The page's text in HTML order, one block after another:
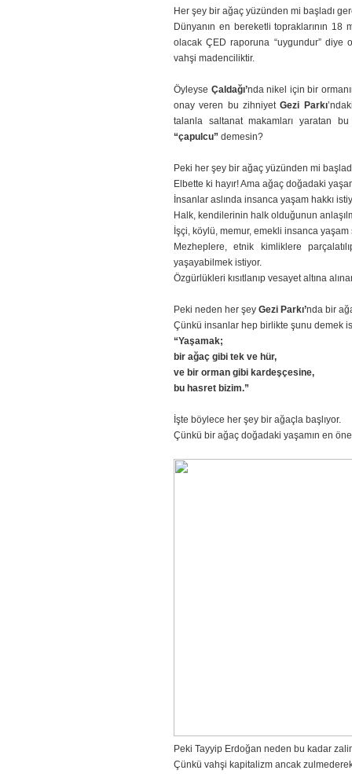
Her şey bir ağaç yüzünden mi başladı
Dünyanın en bereketli topraklarının
olacak ÇED raporuna “uygundur” diye
vahşi madenciliktir.
Öyleyse Çaldağı’nda nikel için bir
onay veren bu zihniyetGezi Parkı
talanla saltanat makamları yaratan
“çapulcu” demesin?
Peki her şey bir ağaç yüzünden mi
Elbette ki hayır! Ama ağaç doğadaki
İnsanlar aslında insanca yaşam hakkı
Halk, kendilerinin halk olduğunun
İşçi, köylü, memur, emekli insanca yaşam
Mezheplere, etnik kimliklere
yaşayabilmek istiyor.
Özgürlükleri kısıtlanıp vesayet altına
Peki neden her şey Gezi Parkı’nda bir
Çünkü insanlar hep birlikte şunu demek
“Yaşamak;
bir ağaç gibi tek ve hür,
ve bir orman gibi kardeşçesine,
bu hasret bizim.”
İşte böylece her şey bir ağaçla başlıyor.
Çünkü bir ağaç doğadaki yaşamın en
Peki Tayyip Erdoğan neden bu kadar
Çünkü vahşi kapitalizm ancak zulmederek